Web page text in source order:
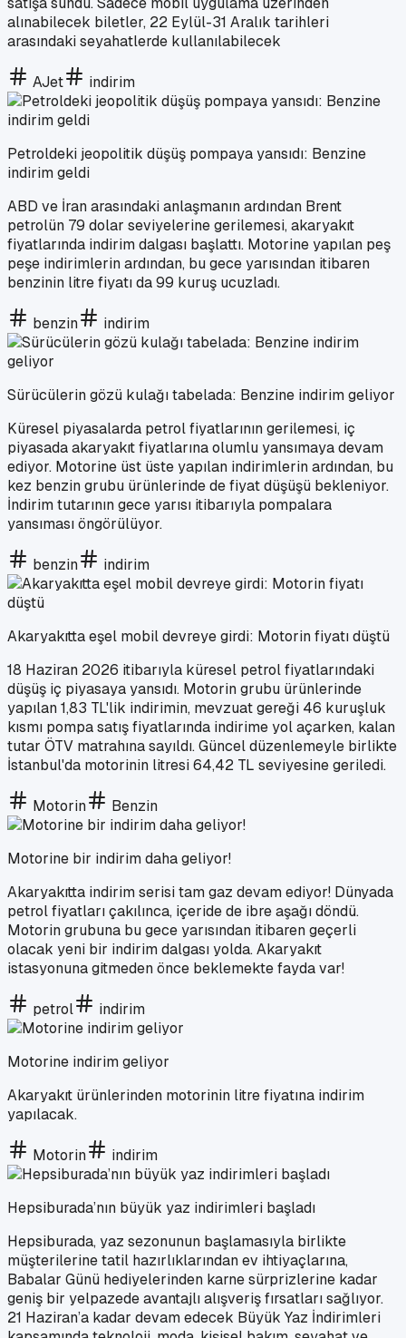
alınabilecek biletler, 22 Eylül-31 Aralık tarihleri
arasındaki seyahatlerde kullanılabilecek
AJet indirim
Petroldeki jeopolitik düşüş pompaya yansıdı: Benzine
indirim geldi
ABD ve İran arasındaki anlaşmanın ardından Brent
petrolün 79 dolar seviyelerine gerilemesi, akaryakıt
fiyatlarında indirim dalgası başlattı. Motorine yapılan peş
peşe indirimlerin ardından, bu gece yarısından itibaren
benzinin litre fiyatı da 99 kuruş ucuzladı.
benzin indirim
Sürücülerin gözü kulağı tabelada: Benzine indirim geliyor
Küresel piyasalarda petrol fiyatlarının gerilemesi, iç
piyasada akaryakıt fiyatlarına olumlu yansımaya devam
ediyor. Motorine üst üste yapılan indirimlerin ardından, bu
kez benzin grubu ürünlerinde de fiyat düşüşü bekleniyor.
İndirim tutarının gece yarısı itibarıyla pompalara
yansıması öngörülüyor.
benzin indirim
Akaryakıtta eşel mobil devreye girdi: Motorin fiyatı düştü
18 Haziran 2026 itibarıyla küresel petrol fiyatlarındaki
düşüş iç piyasaya yansıdı. Motorin grubu ürünlerinde
yapılan 1,83 TL'lik indirimin, mevzuat gereği 46 kuruşluk
kısmı pompa satış fiyatlarında indirime yol açarken, kalan
tutar ÖTV matrahına sayıldı. Güncel düzenlemeyle birlikte
İstanbul'da motorinin litresi 64,42 TL seviyesine geriledi.
Motorin Benzin
Motorine bir indirim daha geliyor!
Akaryakıtta indirim serisi tam gaz devam ediyor! Dünyada
petrol fiyatları çakılınca, içeride de ibre aşağı döndü.
Motorin grubuna bu gece yarısından itibaren geçerli
olacak yeni bir indirim dalgası yolda. Akaryakıt
istasyonuna gitmeden önce beklemekte fayda var!
petrol indirim
Motorine indirim geliyor
Akaryakıt ürünlerinden motorinin litre fiyatına indirim
yapılacak.
Motorin indirim
Hepsiburada’nın büyük yaz indirimleri başladı
Hepsiburada, yaz sezonunun başlamasıyla birlikte
müşterilerine tatil hazırlıklarından ev ihtiyaçlarına,
Babalar Günü hediyelerinden karne sürprizlerine kadar
geniş bir yelpazede avantajlı alışveriş fırsatları sağlıyor.
21 Haziran’a kadar devam edecek Büyük Yaz İndirimleri